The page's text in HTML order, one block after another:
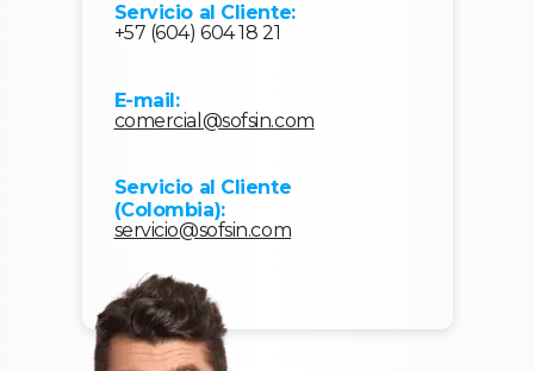
Servicio al Cliente:
+57 (604) 604 18 21
E-mail:
comercial@sofsin.com
Servicio al Cliente
(Colombia):
servicio@sofsin.com